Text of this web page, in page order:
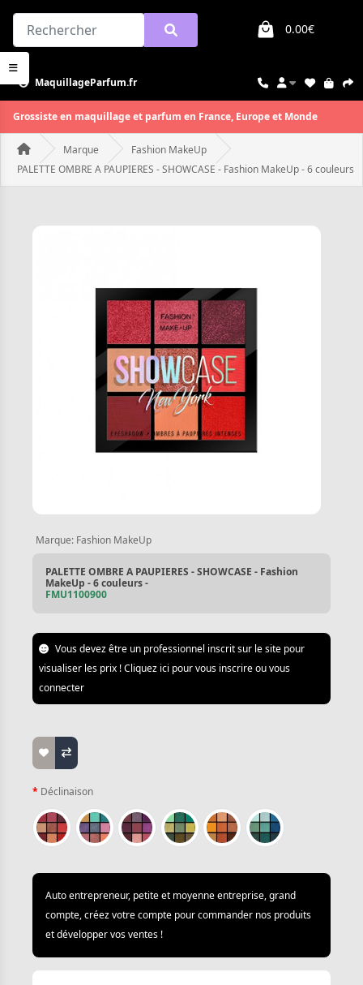
0.00€
MaquillageParfum.fr
Grossiste en maquillage et parfum en France, Europe et Monde
Marque
Fashion MakeUp
PALETTE OMBRE A PAUPIERES - SHOWCASE - Fashion MakeUp - 6 couleurs
Marque: Fashion MakeUp
PALETTE OMBRE A PAUPIERES - SHOWCASE - Fashion
MakeUp - 6 couleurs -
FMU1100900
Vous devez être un professionnel inscrit sur le site pour
visualiser les prix ! Cliquez ici pour vous inscrire ou vous
connecter
Déclinaison
Auto entrepreneur, petite et moyenne entreprise, grand
compte, créez votre compte pour commander nos produits
et développer vos ventes !